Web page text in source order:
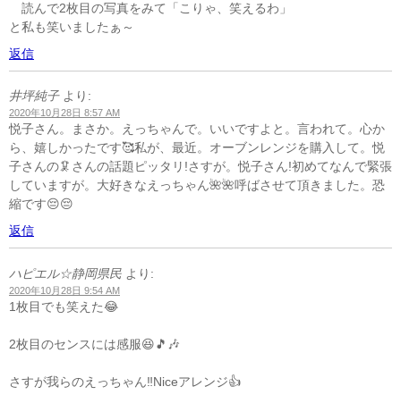
読んで2枚目の写真をみて「こりゃ、笑えるわ」
と私も笑いましたぁ～
返信
井坪純子 より:
2020年10月28日 8:57 AM
悦子さん。まさか。えっちゃんで。いいですよと。言われて。心か
ら、嬉しかったです🥰私が、最近。オーブンレンジを購入して。悦
子さんの🦑さんの話題ピッタリ!さすが。悦子さん!初めてなんで緊張
していますが。大好きなえっちゃん🌺🌺呼ばさせて頂きました。恐
縮です😔😔
返信
ハピエル☆静岡県民 より:
2020年10月28日 9:54 AM
1枚目でも笑えた😂
2枚目のセンスには感服😆🎵🎶
さすが我らのえっちゃん‼️Niceアレンジ👍